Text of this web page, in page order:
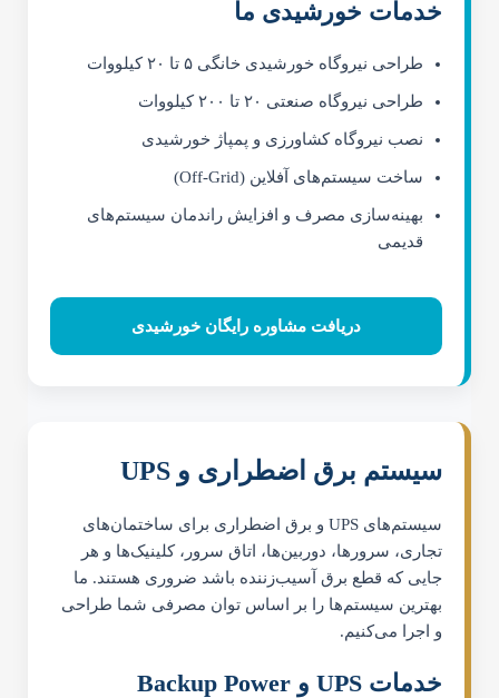
خدمات خورشیدی ما
طراحی نیروگاه خورشیدی خانگی ۵ تا ۲۰ کیلووات
طراحی نیروگاه صنعتی ۲۰ تا ۲۰۰ کیلووات
نصب نیروگاه کشاورزی و پمپاژ خورشیدی
ساخت سیستم‌های آفلاین (Off-Grid)
بهینه‌سازی مصرف و افزایش راندمان سیستم‌های
قدیمی
دریافت مشاوره رایگان خورشیدی
سیستم برق اضطراری و UPS
سیستم‌های UPS و برق اضطراری برای ساختمان‌های
تجاری، سرورها، دوربین‌ها، اتاق سرور، کلینیک‌ها و هر
جایی که قطع برق آسیب‌زننده باشد ضروری هستند. ما
بهترین سیستم‌ها را بر اساس توان مصرفی شما طراحی
و اجرا می‌کنیم.
خدمات UPS و Backup Power